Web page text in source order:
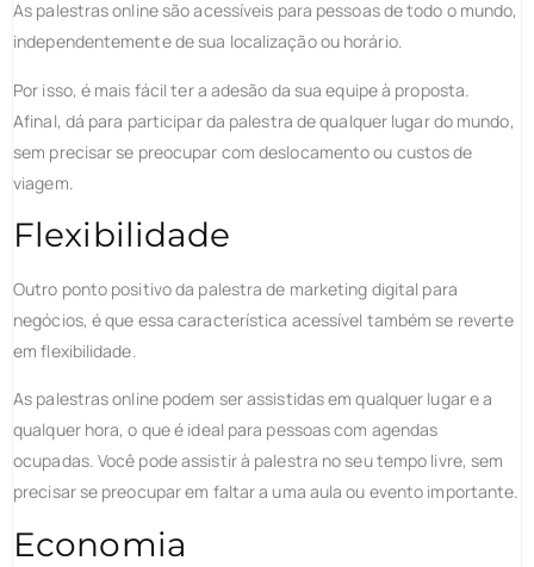
As palestras online são acessíveis para pessoas de todo o mundo,
independentemente de sua localização ou horário.
Por isso, é mais fácil ter a adesão da sua equipe à proposta.
Afinal, dá para participar da palestra de qualquer lugar do mundo,
sem precisar se preocupar com deslocamento ou custos de
viagem.
Flexibilidade
Outro ponto positivo da palestra de marketing digital para
negócios, é que essa característica acessível também se reverte
em flexibilidade.
As palestras online podem ser assistidas em qualquer lugar e a
qualquer hora, o que é ideal para pessoas com agendas
ocupadas. Você pode assistir à palestra no seu tempo livre, sem
precisar se preocupar em faltar a uma aula ou evento importante.
Economia